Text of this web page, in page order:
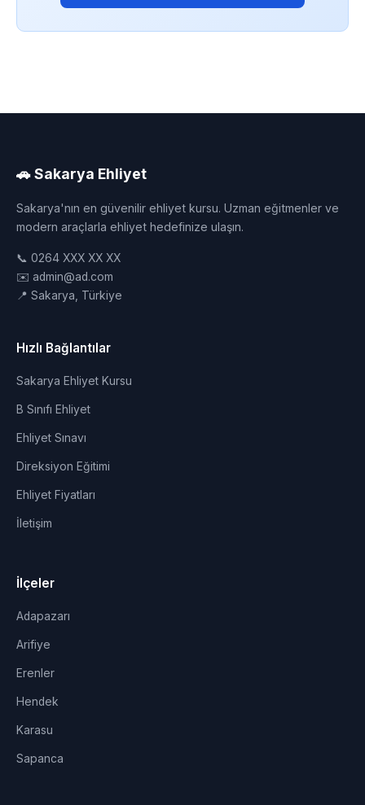
🚗 Sakarya Ehliyet
Sakarya'nın en güvenilir ehliyet kursu. Uzman eğitmenler ve
modern araçlarla ehliyet hedefinize ulaşın.
📞 0264 XXX XX XX
✉️ admin@ad.com
📍 Sakarya, Türkiye
Hızlı Bağlantılar
Sakarya Ehliyet Kursu
B Sınıfı Ehliyet
Ehliyet Sınavı
Direksiyon Eğitimi
Ehliyet Fiyatları
İletişim
İlçeler
Adapazarı
Arifiye
Erenler
Hendek
Karasu
Sapanca